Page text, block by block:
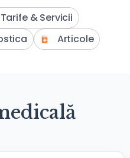
Tarife & Servicii
Articole